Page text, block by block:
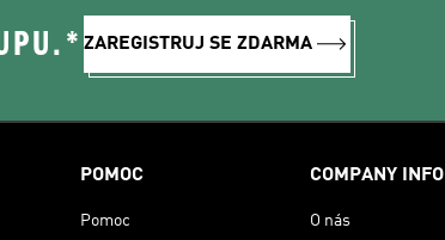
ZAREGISTRUJ SE ZDARMA
POMOC
Pomoc
COMPANY INFO
O nás